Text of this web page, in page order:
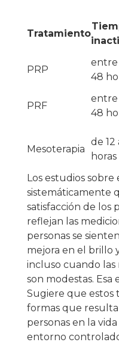
Tratamiento
PRP
entre
48
PRF
entre
48
Mesoterapia
de 12
horas
Los estudios
sistemáticamente
satisfacción de los
reflejan las
personas se
mejora en el brillo
incluso cuando las
son modestas. Esa
Sugiere que estos
formas que
personas en la
entorno